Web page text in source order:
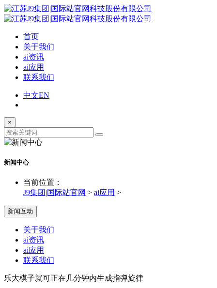
首页
关于我们
ai资讯
ai应用
联系我们
中文EN
×
新闻中心
当前位置：
J9集团|国际站官网 > ai应用 >
新闻互动
关于我们
ai资讯
ai应用
联系我们
乐大模子就可正在几分钟内生成指弹旋律